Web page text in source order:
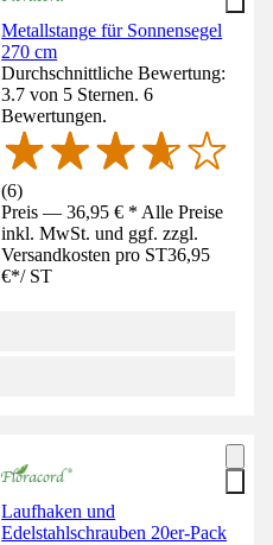
Metallstange für Sonnensegel
270 cm
Durchschnittliche Bewertung:
3.7 von 5 Sternen. 6
Bewertungen.
(6)
Preis — 36,95 € * Alle Preise
inkl. MwSt. und ggf. zzgl.
Versandkosten pro ST36,95
€*/ ST
Laufhaken und
Edelstahlschrauben 20er-Pack